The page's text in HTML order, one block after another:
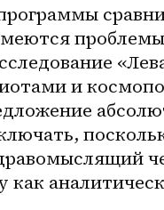
и
как